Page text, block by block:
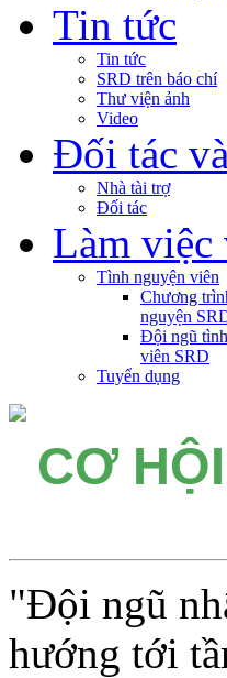
Tin tức
Tin tức
SRD trên báo chí
Thư viện ảnh
Video
Đối tác
Nhà tài trợ
Đối tác
Làm
Tình nguyện viên
Chương
nguyện
Đội ngũ
viên SRD
Tuyển dụng
CƠ
"Đội ngũ
hướng tới